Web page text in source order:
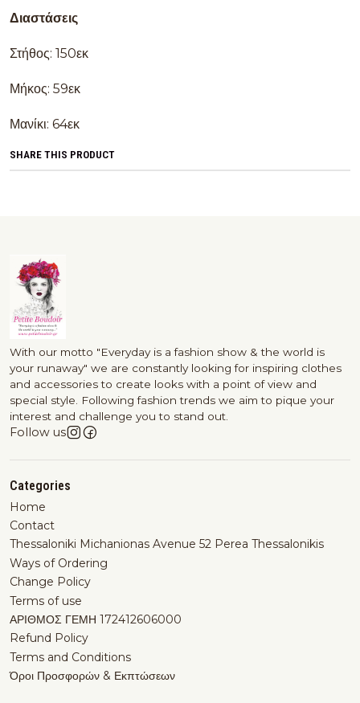
Διαστάσεις
Στήθος: 150εκ
Μήκος: 59εκ
Μανίκι: 64εκ
SHARE THIS PRODUCT
With our motto "Everyday is a fashion show & the world is
your runaway" we are constantly looking for inspiring clothes
and accessories to create looks with a point of view and
special style. Following fashion trends we aim to pique your
interest and challenge you to stand out.
Follow us
Categories
Home
Contact
Thessaloniki Michanionas Avenue 52 Perea Thessalonikis
Ways of Ordering
Change Policy
Terms of use
ΑΡΙΘΜΟΣ ΓΕΜΗ 172412606000
Refund Policy
Terms and Conditions
Όροι Προσφορών & Εκπτώσεων